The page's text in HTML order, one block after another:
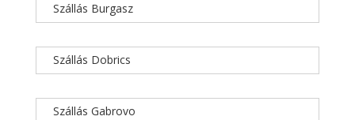
Szállás Burgasz
Szállás Dobrics
Szállás Gabrovo